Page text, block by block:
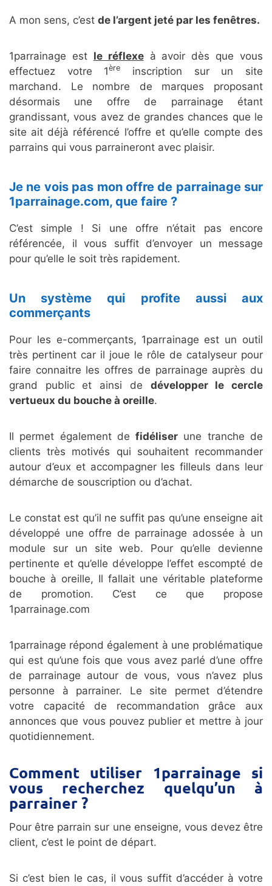
A mon sens, c’est de l’argent jeté par les fenêtres.
1parrainage est le réflexeà avoir dès que vous
effectuez votre 1ère
inscription sur un site
marchand. Le nombre de marques proposant
désormais une offre de parrainage étant
grandissant, vous avez de grandes chances que le
site ait déjà référencé l’offre et qu’elle compte des
parrains qui vous parraineront avec plaisir.
Je ne vois pas mon offre de parrainage sur
1parrainage.com, que faire ?
C’est simple ! Si une offre n’était pas encore
référencée, il vous suffit d’envoyer un message
pour qu’elle le soit très rapidement.
Un système qui profite aussi aux
commerçants
Pour les e-commerçants, 1parrainage est un outil
très pertinent car il joue le rôle de catalyseur pour
faire connaitre les offres de parrainage auprès du
grand public et ainsi de développer le cercle
vertueux du bouche à oreille.
Il permet également defidéliser une tranche de
clients très motivés qui souhaitent recommander
autour d’eux et accompagner les filleuls dans leur
démarche de souscription ou d’achat.
Le constat est qu’il ne suffit pas qu’une enseigne ait
développé une offre de parrainage adossée à un
module sur un site web. Pour qu’elle devienne
pertinente et qu’elle développe l’effet escompté de
bouche à oreille, Il fallait une véritable plateforme
de promotion. C’est ce que propose
1parrainage.com
1parrainage répond également à une problématique
qui est qu’une fois que vous avez parlé d’une offre
de parrainage autour de vous, vous n’avez plus
personne à parrainer. Le site permet d’étendre
votre capacité de recommandation grâce aux
annonces que vous pouvez publier et mettre à jour
quotidiennement.
Comment utiliser 1parrainage si
vous recherchez quelqu’un à
parrainer ?
Pour être parrain sur une enseigne, vous devez être
client, c’est le point de départ.
Si c’est bien le cas, il vous suffit d’accéder à votre